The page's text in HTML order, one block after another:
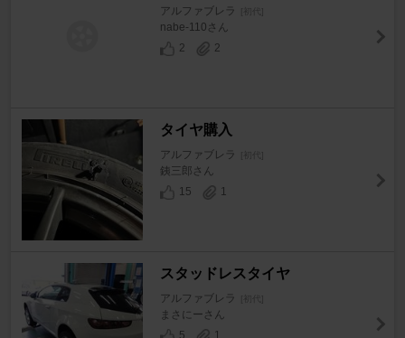
アルファブレラ [初代]
nabe-110さん
2
2
タイヤ購入
アルファブレラ [初代]
銕三郎さん
15
1
スタッドレスタイヤ
アルファブレラ [初代]
まさにーさん